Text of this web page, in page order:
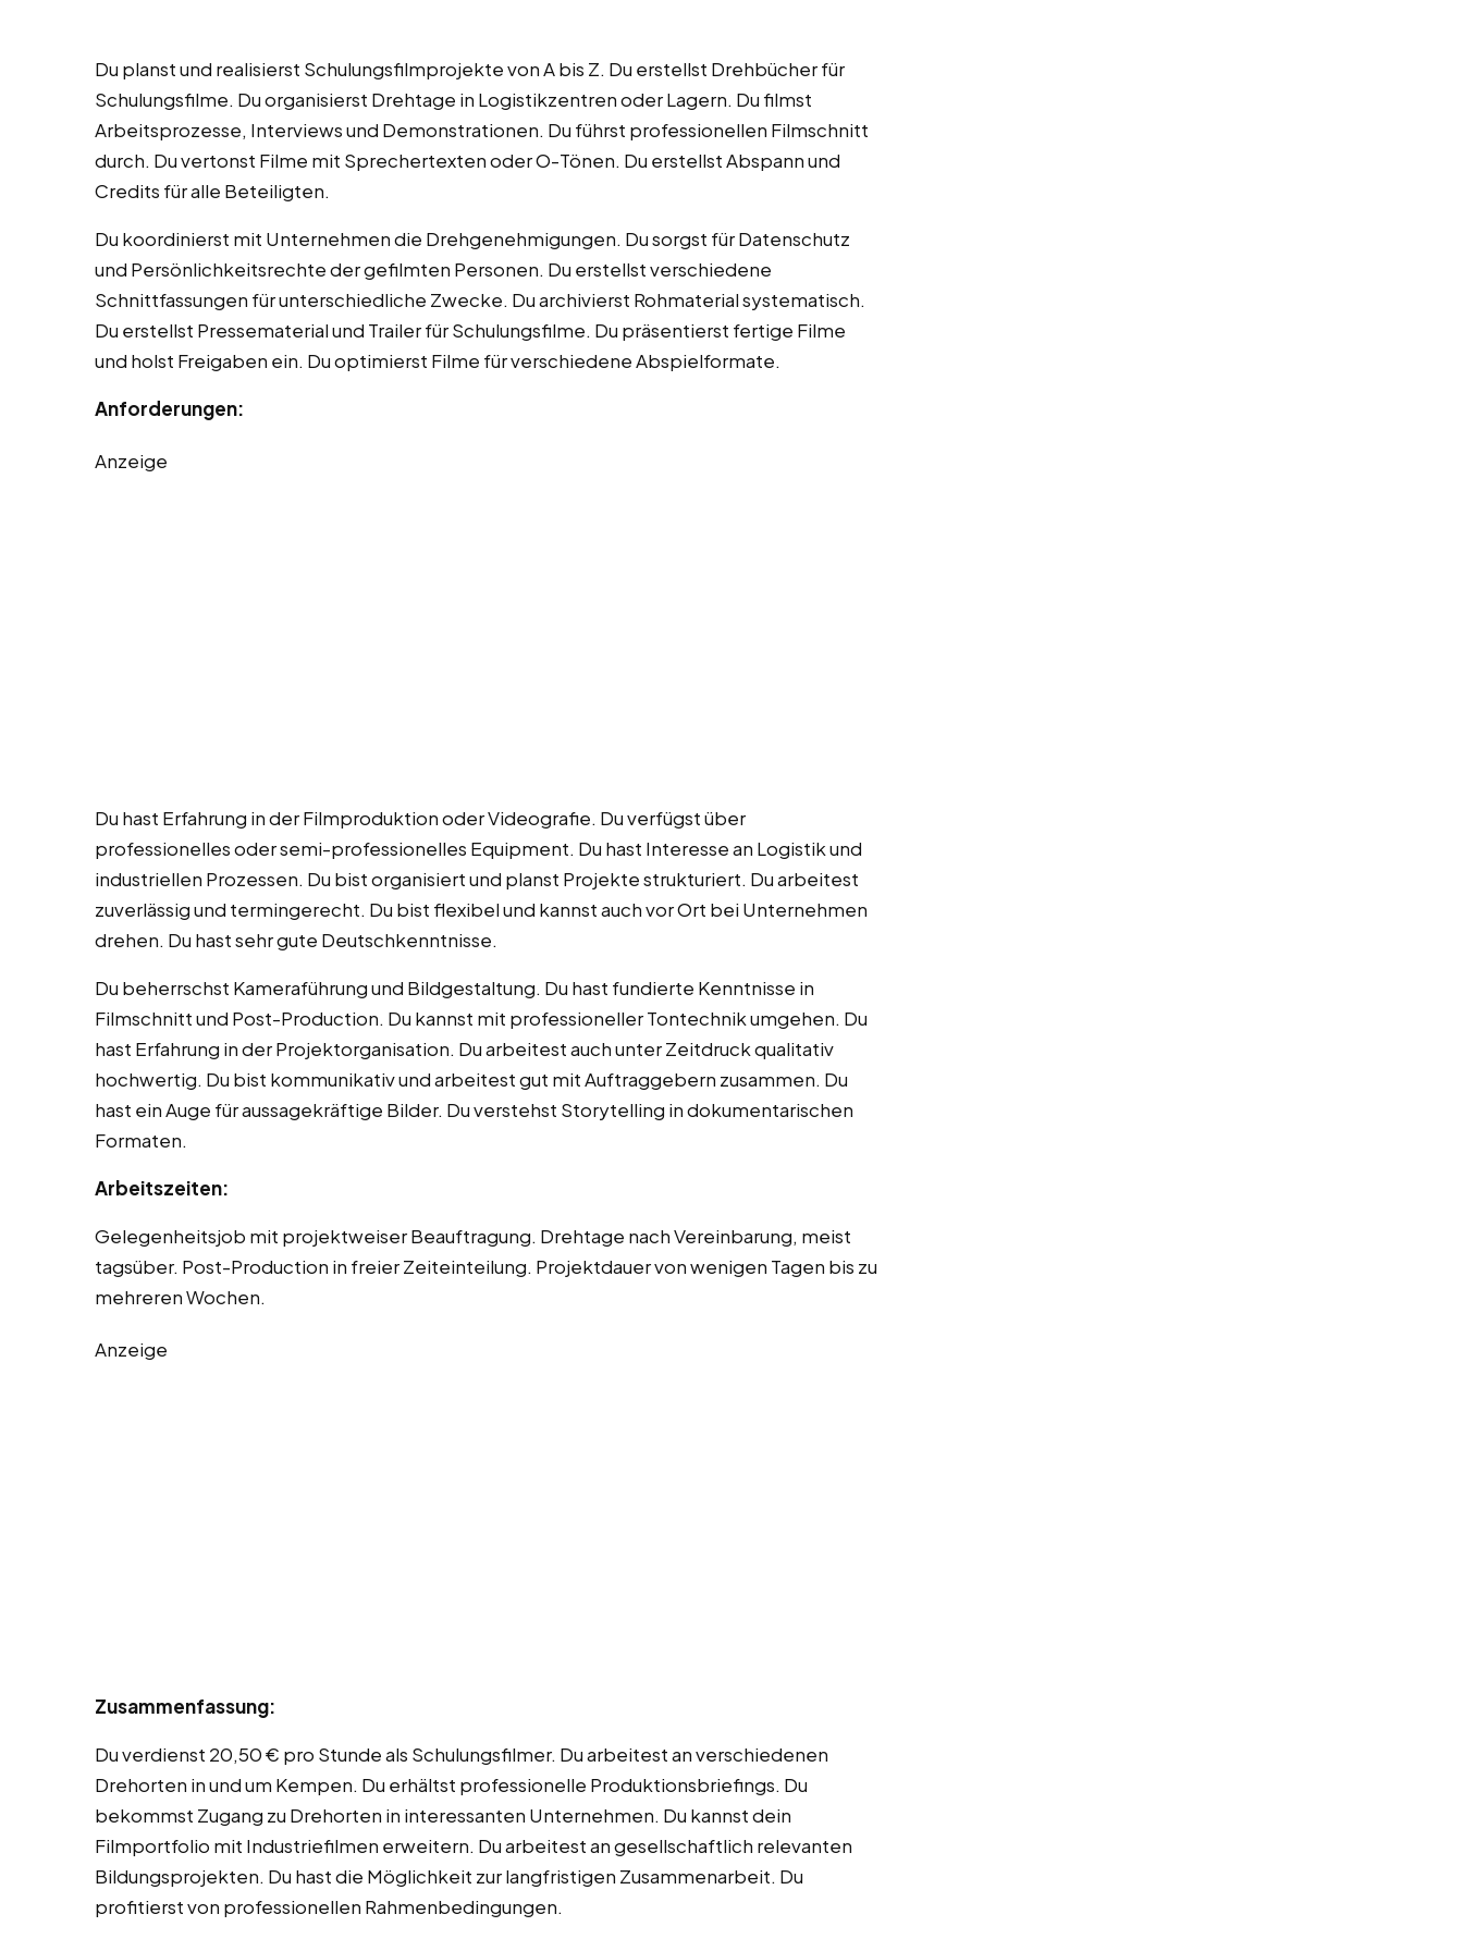
Du planst und realisierst Schulungsfilmprojekte von A bis Z. Du erstellst Drehbücher für
Schulungsfilme. Du organisierst Drehtage in Logistikzentren oder Lagern. Du filmst
Arbeitsprozesse, Interviews und Demonstrationen. Du führst professionellen Filmschnitt
durch. Du vertonst Filme mit Sprechertexten oder O-Tönen. Du erstellst Abspann und
Credits für alle Beteiligten.
Du koordinierst mit Unternehmen die Drehgenehmigungen. Du sorgst für Datenschutz
und Persönlichkeitsrechte der gefilmten Personen. Du erstellst verschiedene
Schnittfassungen für unterschiedliche Zwecke. Du archivierst Rohmaterial systematisch.
Du erstellst Pressematerial und Trailer für Schulungsfilme. Du präsentierst fertige Filme
und holst Freigaben ein. Du optimierst Filme für verschiedene Abspielformate.
Anforderungen:
Anzeige
Du hast Erfahrung in der Filmproduktion oder Videografie. Du verfügst über
professionelles oder semi-professionelles Equipment. Du hast Interesse an Logistik und
industriellen Prozessen. Du bist organisiert und planst Projekte strukturiert. Du arbeitest
zuverlässig und termingerecht. Du bist flexibel und kannst auch vor Ort bei Unternehmen
drehen. Du hast sehr gute Deutschkenntnisse.
Du beherrschst Kameraführung und Bildgestaltung. Du hast fundierte Kenntnisse in
Filmschnitt und Post-Production. Du kannst mit professioneller Tontechnik umgehen. Du
hast Erfahrung in der Projektorganisation. Du arbeitest auch unter Zeitdruck qualitativ
hochwertig. Du bist kommunikativ und arbeitest gut mit Auftraggebern zusammen. Du
hast ein Auge für aussagekräftige Bilder. Du verstehst Storytelling in dokumentarischen
Formaten.
Arbeitszeiten:
Gelegenheitsjob mit projektweiser Beauftragung. Drehtage nach Vereinbarung, meist
tagsüber. Post-Production in freier Zeiteinteilung. Projektdauer von wenigen Tagen bis zu
mehreren Wochen.
Anzeige
Zusammenfassung:
Du verdienst 20,50 € pro Stunde als Schulungsfilmer. Du arbeitest an verschiedenen
Drehorten in und um Kempen. Du erhältst professionelle Produktionsbriefings. Du
bekommst Zugang zu Drehorten in interessanten Unternehmen. Du kannst dein
Filmportfolio mit Industriefilmen erweitern. Du arbeitest an gesellschaftlich relevanten
Bildungsprojekten. Du hast die Möglichkeit zur langfristigen Zusammenarbeit. Du
profitierst von professionellen Rahmenbedingungen.